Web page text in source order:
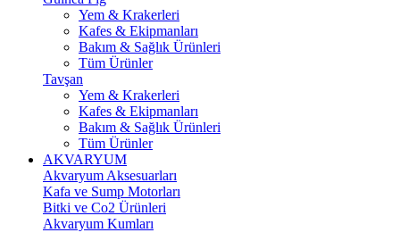
Yem & Krakerleri
Kafes & Ekipmanları
Bakım & Sağlık Ürünleri
Tüm Ürünler
Tavşan
Yem & Krakerleri
Kafes & Ekipmanları
Bakım & Sağlık Ürünleri
Tüm Ürünler
AKVARYUM
Akvaryum Aksesuarları
Kafa ve Sump Motorları
Bitki ve Co2 Ürünleri
Akvaryum Kumları